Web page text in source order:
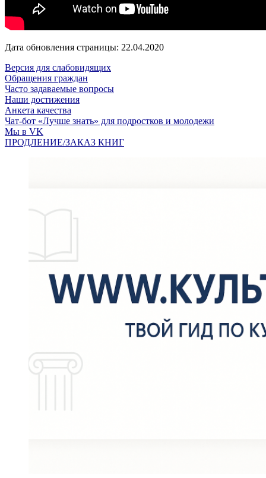
Дата обновления страницы: 22.04.2020
Версия для слабовидящих
Обращения граждан
Часто задаваемые вопросы
Наши достижения
Анкета качества
Чат-бот «Лучше знать» для подростков и молодежи
Мы в VK
ПРОДЛЕНИЕ/ЗАКАЗ КНИГ